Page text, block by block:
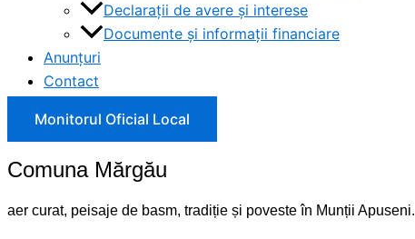
Declarații de avere și interese
Documente și informații financiare
Anunțuri
Contact
Monitorul Oficial Local
Comuna Mărgău
aer curat, peisaje de basm, tradiție și poveste în Munții Apuseni.